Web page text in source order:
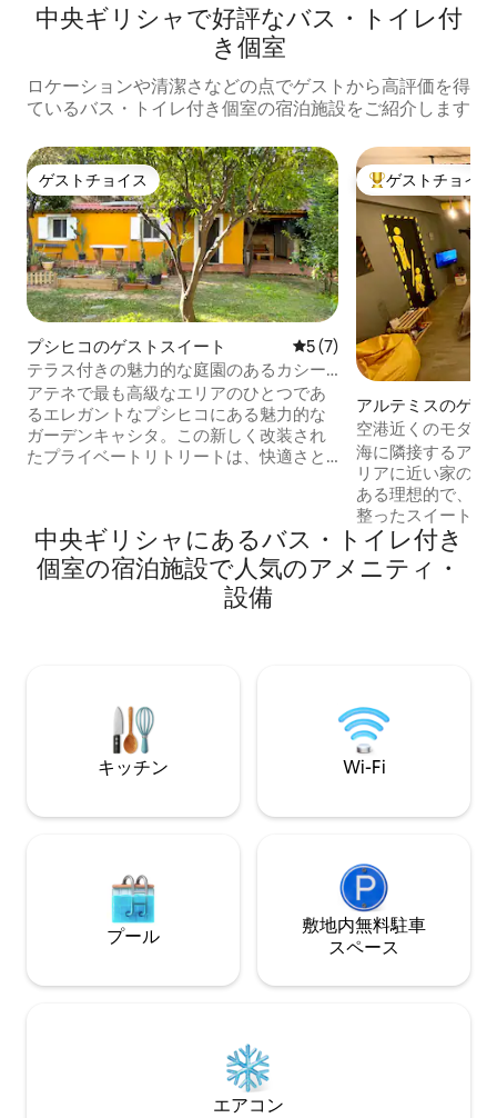
中央ギリシャで好評なバス・トイレ付
き個室
ロケーションや清潔さなどの点でゲストから高評価を得
ているバス・トイレ付き個室の宿泊施設をご紹介します
ゲストチョイス
ゲストチョイス
プシヒコのゲストスイート レビュー7件、5つ星中5つ
5 (7)
テラス付きの魅力的な庭園のあるカシー
タ（プシヒコ）
アテネで最も高級なエリアのひとつであ
るエレガントなプシヒコにある魅力的な
ガーデンキャシタ。この新しく改装され
たプライベートリトリートは、快適さと
クを備えた明るいリビングエリア、コン
パクトなキッチン、朝のコーヒーや夜の
ワインに最適な緑豊かなテラスがあり、2
名様に最適です。高速Wi-Fiとエアコンを
大好評のゲスト
ゲストチョイス
アルテミスのゲス
ト
空港近くのモダン
そば
海に隣接するアル
リアに近い家の
ある理想的で、完
整ったスイートで
港から車で15分
Wi - Fi、専用駐
素晴らしい肉や
の隣です。
中央ギリシャにあるバス・トイレ付き
個室の宿泊施設で人気のアメニティ・
設備
キッチン Wi-Fi
プール
敷地内無料駐⁠車
ス⁠ペ⁠ー⁠ス
エアコン